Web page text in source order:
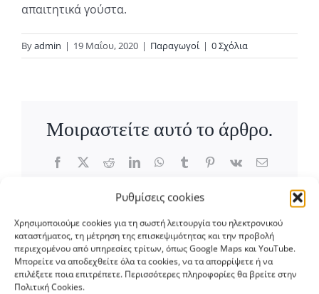
Ρυθμίσεις cookies
Χρησιμοποιούμε cookies για τη σωστή λειτουργία του ηλεκτρονικού
καταστήματος, τη μέτρηση της επισκεψιμότητας και την προβολή
περιεχομένου από υπηρεσίες τρίτων, όπως Google Maps και YouTube.
Μπορείτε να αποδεχθείτε όλα τα cookies, να τα απορρίψετε ή να
επιλέξετε ποια επιτρέπετε. Περισσότερες πληροφορίες θα βρείτε στην
Πολιτική Cookies.
απαιτητικά γούστα.
Byadmin | 19 Μαΐου, 2020 | Παραγωγοί | 0 Σχόλια
Μοιραστείτε αυτό το άρθρο.
Facebook
X RedditLinkedInWhatsApp
TumblrPinterest
Vk Email
About the Author:admin